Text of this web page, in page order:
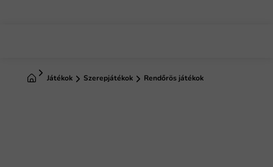
Kezdőlap
Játékok Szerepjátékok Rendőrös játékok